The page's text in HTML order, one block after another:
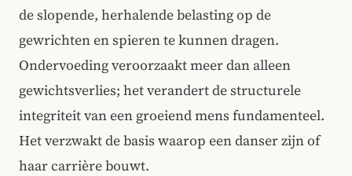
de slopende, herhalende belasting op de
gewrichten en spieren te kunnen dragen.
Ondervoeding veroorzaakt meer dan alleen
gewichtsverlies; het verandert de structurele
integriteit van een groeiend mens fundamenteel.
Het verzwakt de basis waarop een danser zijn of
haar carrière bouwt.